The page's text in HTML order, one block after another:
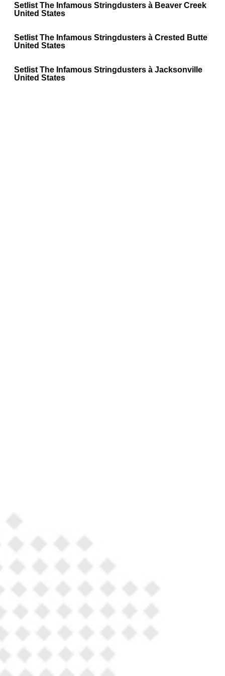
Setlist The Infamous Stringdusters à Beaver Creek
United States
Setlist The Infamous Stringdusters à Crested Butte
United States
Setlist The Infamous Stringdusters à Jacksonville
United States